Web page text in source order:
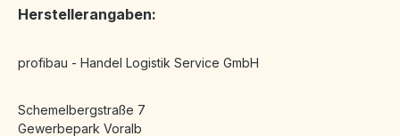
Herstellerangaben:
profibau - Handel Logistik Service GmbH
Schemelbergstraße 7
Gewerbepark Voralb